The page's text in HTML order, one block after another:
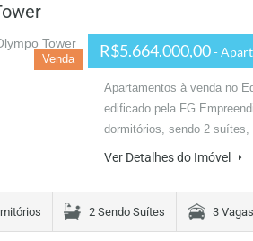
Venda R$5.664.000,00-
Apartamentos à venda no
edificado pela FG
dormitórios, sendo 2
Ver Detalhes do Imóvel
2 Sendo Suítes 3 Vagas